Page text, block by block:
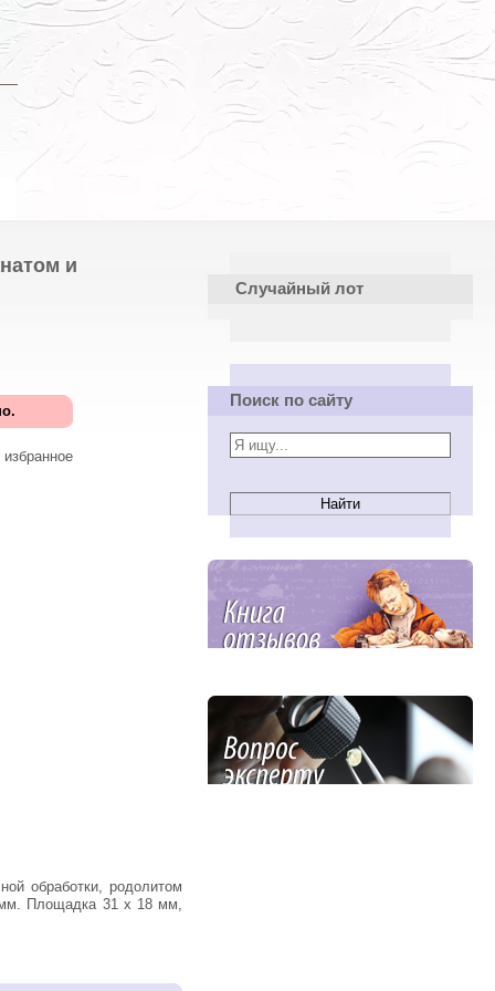
и
мм. Площадка 31 х 18 мм,
Случайный лот
Поиск по сайту